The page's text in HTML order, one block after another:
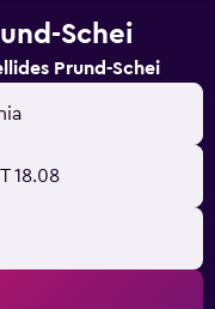
Schei
Prund-Schei
T 18.08